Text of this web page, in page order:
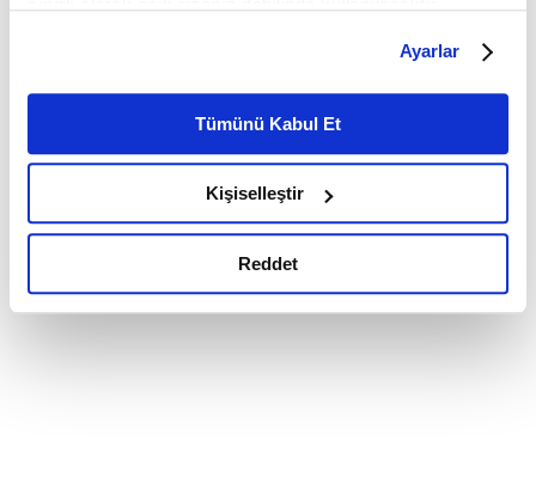
belirleyebilirsiniz. Çerezlere ilişkin detaylı bilgi için
Ayarlar butonuna tıklayabilir,Çerez Bilgilendirme
Metnimizi ziyaret edebilirsiniz.
6698 sayılı Kişisel Verilerin Korunması Kanunu uyarınca
okumak ve sitemizi ziyaretiniz kapsamında
gerçekleştirilen veri işleme faaliyetleri ile ilgili daha
detaylı bilgi almak için lütfentıklayınız.
Ayarlar
Tümünü Kabul Et
Kişiselleştir
Reddet